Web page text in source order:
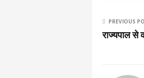
PREVIOUS
राज्यपाल से